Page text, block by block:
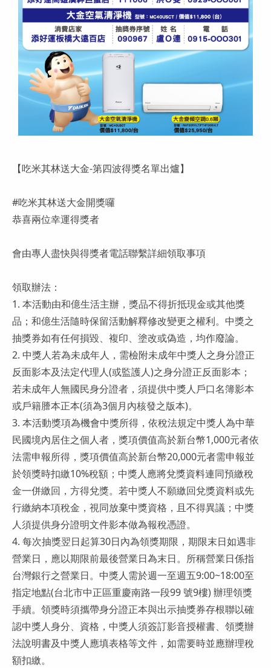
【吃米其林送大金-第四波得獎名單出爐】
#吃米其林送大金開獎囉
恭喜兩位幸運得獎者
會由專人盡快與得獎者電話聯繫詳細領取事項
領取辦法：
1. 本活動由和億生活主辦，獎品不得折抵現金或其他獎
品；和億生活隨時保留活動解釋修改變更之權利。中獎之
抽獎券如有任何損毀、複印、塗改或偽造，均作廢論。
2. 中獎人若為未成年人，需檢附未成年中獎人之身分證正
反面影本及法定代理人(或監護人)之身分證正反面影本；
若未成年人無國民身分證者，須提供中獎人戶口名簿影本
或戶籍謄本正本(須為3個月內核發之版本)。
3. 本活動獎項為機會中獎所得，依稅法規定中獎人為中華
民國境內居住之個人者，獎項價值高於新台幣1,000元者依
法需申報所得，獎項價值高於新台幣20,000元者需申報並
於領獎時扣繳10%稅額；中獎人應將兌獎資料連同預繳稅
金一併繳回，方得兌獎。若中獎人不願繳回兌獎資料或先
行繳納本項稅金，視同放棄中獎資格，且不得異議；中獎
人須提供身分證明文件影本做為報稅憑證。
4. 每次抽獎翌日起算30日內為領獎期限，期限末日如遇非
營業日，應以期限前最後營業日為末日。所稱營業日係指
台灣銀行之營業日。中獎人需於週一至週五9:00~18:00至
指定地點(台北市中正區重慶南路一段99 號9樓) 辦理領獎
手續。領獎時須攜帶身分證正本與出示抽獎券存根聯以確
認中獎人身分、資格，中獎人須簽訂影音授權書、領獎辦
法說明書及中獎人應填表格等文件，如需要時並應辦理稅
額扣繳。